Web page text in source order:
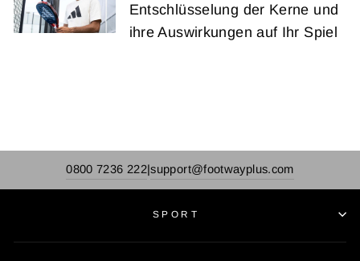
Entschlüsselung der Kerne und
ihre Auswirkungen auf Ihr Spiel
0800 7236 222|support@footwayplus.com
SPORT